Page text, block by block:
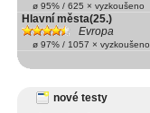
ø 95% / 625 × vyzkoušeno
Hlavní města(25.)
Evropa
ø 97% / 1057 × vyzkoušeno
nové testy